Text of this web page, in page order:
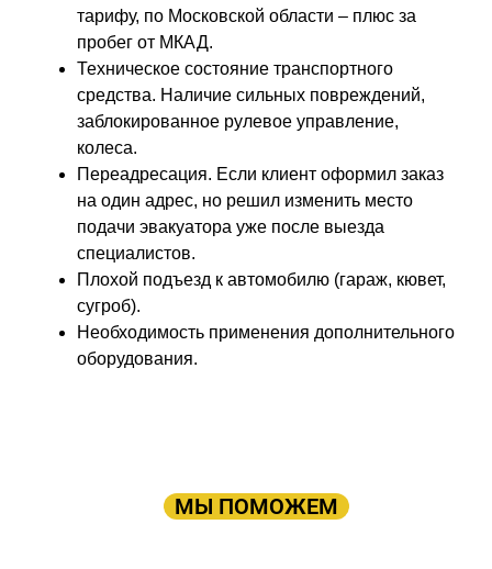
тарифу, по Московской области – плюс за
пробег от МКАД.
Техническое состояние транспортного
средства. Наличие сильных повреждений,
заблокированное рулевое управление,
колеса.
Переадресация. Если клиент оформил заказ
на один адрес, но решил изменить место
подачи эвакуатора уже после выезда
специалистов.
Плохой подъезд к автомобилю (гараж, кювет,
сугроб).
Необходимость применения дополнительного
оборудования.
МЫ ПОМОЖЕМ